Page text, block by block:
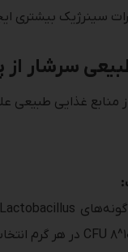
سینرژیک بیشتری
سرشار از
منابع غذایی طبیعی